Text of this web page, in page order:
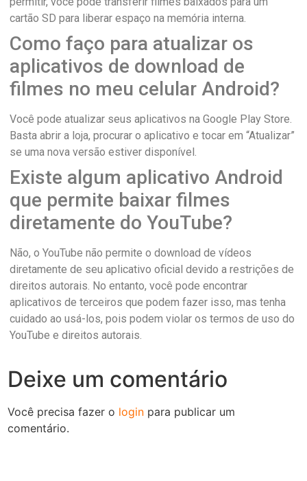
cartão SD para liberar espaço na memória interna.
Como faço para atualizar os
aplicativos de download de
filmes no meu celular Android?
Você pode atualizar seus aplicativos na Google Play Store.
Basta abrir a loja, procurar o aplicativo e tocar em “Atualizar”
se uma nova versão estiver disponível.
Existe algum aplicativo Android
que permite baixar filmes
diretamente do YouTube?
Não, o YouTube não permite o download de vídeos
diretamente de seu aplicativo oficial devido a restrições de
direitos autorais. No entanto, você pode encontrar
aplicativos de terceiros que podem fazer isso, mas tenha
cuidado ao usá-los, pois podem violar os termos de uso do
YouTube e direitos autorais.
Deixe um comentário
Você precisa fazer o login para publicar um
comentário.